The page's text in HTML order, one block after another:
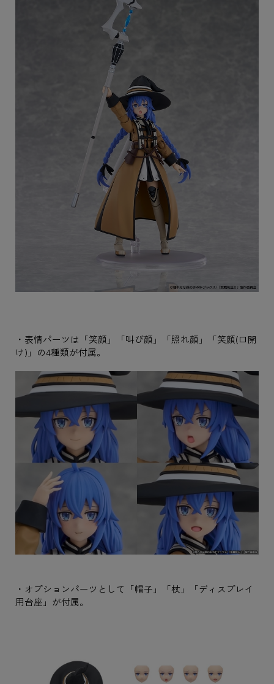
・表情パーツは「笑顔」「叫び顔」「照れ顔」「笑顔(口開
け)」の4種類が付属。
・オプションパーツとして「帽子」「杖」「ディスプレイ
用台座」が付属。